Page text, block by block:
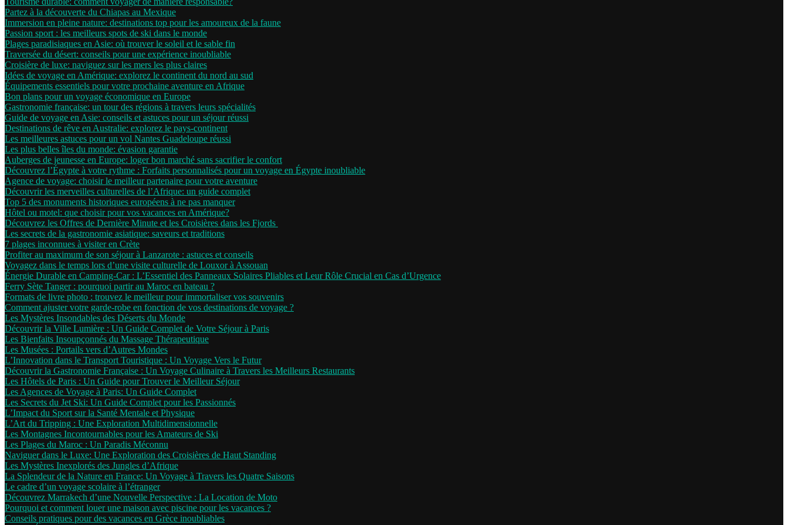
Partez à la découverte du Chiapas au Mexique
Immersion en pleine nature: destinations top pour les amoureux de la faune
Passion sport : les meilleurs spots de ski dans le monde
Plages paradisiaques en Asie: où trouver le soleil et le sable fin
Traversée du désert: conseils pour une expérience inoubliable
Croisière de luxe: naviguez sur les mers les plus claires
Idées de voyage en Amérique: explorez le continent du nord au sud
Équipements essentiels pour votre prochaine aventure en Afrique
Bon plans pour un voyage économique en Europe
Gastronomie française: un tour des régions à travers leurs spécialités
Guide de voyage en Asie: conseils et astuces pour un séjour réussi
Destinations de rêve en Australie: explorez le pays-continent
Les meilleures astuces pour un vol Nantes Guadeloupe réussi
Les plus belles îles du monde: évasion garantie
Auberges de jeunesse en Europe: loger bon marché sans sacrifier le confort
Découvrez l’Égypte à votre rythme : Forfaits personnalisés pour un voyage en Égypte inoubliable
Agence de voyage: choisir le meilleur partenaire pour votre aventure
Découvrir les merveilles culturelles de l’Afrique: un guide complet
Top 5 des monuments historiques européens à ne pas manquer
Hôtel ou motel: que choisir pour vos vacances en Amérique?
Découvrez les Offres de Dernière Minute et les Croisières dans les Fjords
Les secrets de la gastronomie asiatique: saveurs et traditions
7 plages inconnues à visiter en Crète
Profiter au maximum de son séjour à Lanzarote : astuces et conseils
Voyagez dans le temps lors d’une visite culturelle de Louxor à Assouan
Énergie Durable en Camping-Car : L’Essentiel des Panneaux Solaires Pliables et Leur Rôle Crucial en Cas d’Urgence
Ferry Sète Tanger : pourquoi partir au Maroc en bateau ?
Formats de livre photo : trouvez le meilleur pour immortaliser vos souvenirs
Comment ajuster votre garde-robe en fonction de vos destinations de voyage ?
Les Mystères Insondables des Déserts du Monde
Découvrir la Ville Lumière : Un Guide Complet de Votre Séjour à Paris
Les Bienfaits Insoupçonnés du Massage Thérapeutique
Les Musées : Portails vers d’Autres Mondes
L’Innovation dans le Transport Touristique : Un Voyage Vers le Futur
Découvrir la Gastronomie Française : Un Voyage Culinaire à Travers les Meilleurs Restaurants
Les Hôtels de Paris : Un Guide pour Trouver le Meilleur Séjour
Les Agences de Voyage à Paris: Un Guide Complet
Les Secrets du Jet Ski: Un Guide Complet pour les Passionnés
L’Impact du Sport sur la Santé Mentale et Physique
L’Art du Tripping : Une Exploration Multidimensionnelle
Les Montagnes Incontournables pour les Amateurs de Ski
Les Plages du Maroc : Un Paradis Méconnu
Naviguer dans le Luxe: Une Exploration des Croisières de Haut Standing
Les Mystères Inexplorés des Jungles d’Afrique
La Splendeur de la Nature en France: Un Voyage à Travers les Quatre Saisons
Le cadre d’un voyage scolaire à l’étranger
Découvrez Marrakech d’une Nouvelle Perspective : La Location de Moto
Pourquoi et comment louer une maison avec piscine pour les vacances ?
Conseils pratiques pour des vacances en Grèce inoubliables